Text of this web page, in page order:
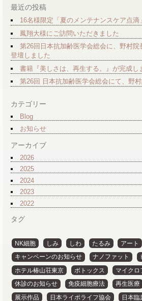
最近の投稿
16名様限定「夏のメンテナンスケア点滴
鳳翔大様にご訪問いただきました
第26回日本抗加齢医学会総会に、野村
登壇しました
書籍『美しさは、再生する。』が完成し
第26回 日本抗加齢医学会総会にて、野
カテゴリー
Blog
お知らせ
アーカイブ
2026
2025
2024
2023
2022
タグ
NK細胞 しみ しわ たるみ アート
キャンペーンのお知らせ
ナノファット
ホテル椿山荘東京
ボトックス マイクロ
休診のお知らせ
免疫細胞療法 再生医療
展示作品
日本ライポライフ協会 日本